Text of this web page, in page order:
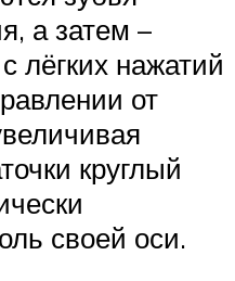
а затем –
лёгких нажатий
от
круглый
своей оси.